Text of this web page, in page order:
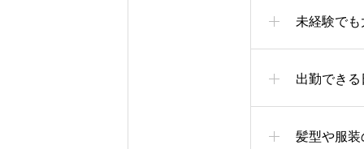
未経験で
出勤でき
髪型や服